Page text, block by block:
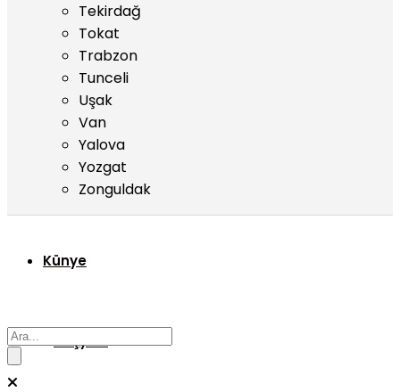
Tekirdağ
Tokat
Trabzon
Tunceli
Uşak
Van
Yalova
Yozgat
Zonguldak
Künye
Başyazı